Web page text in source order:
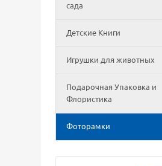
сада
Детские Книги
Игрушки для животных
Подарочная Упаковка и
Флористика
Фоторамки